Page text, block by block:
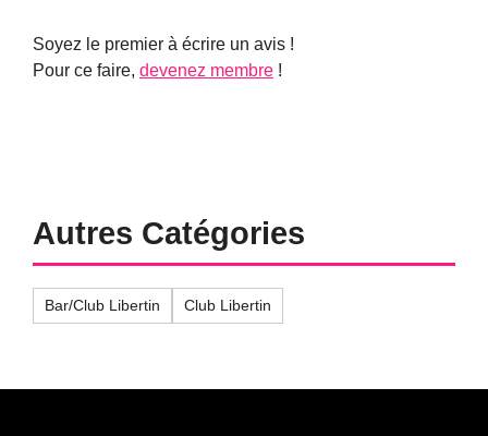
Soyez le premier à écrire un avis !
Pour ce faire, devenez membre !
Autres Catégories
Bar/Club Libertin Club Libertin